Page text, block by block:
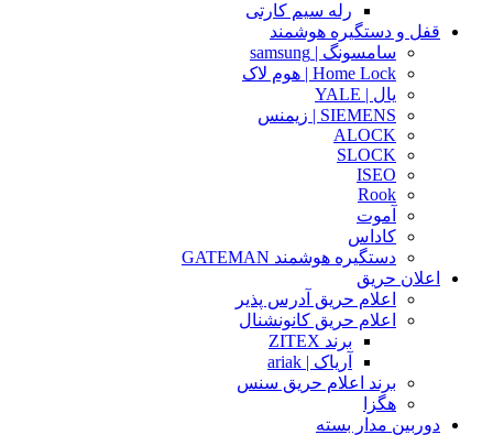
رله سیم کارتی
قفل و دستگیره هوشمند
سامسونگ | samsung
Home Lock | هوم لاک
یال | YALE
SIEMENS | زیمنس
ALOCK
SLOCK
ISEO
Rook
آموت
کاداس
دستگیره هوشمند GATEMAN
اعلان حریق
اعلام حریق آدرس پذیر
اعلام حریق کانونشنال
برند ZITEX
آریاک | ariak
برند اعلام حریق سنس
هگزا
دوربین مدار بسته